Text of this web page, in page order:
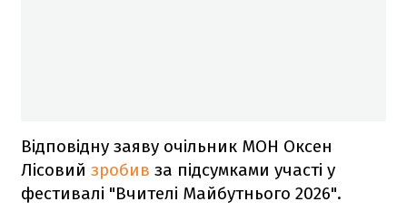
Відповідну заяву очільник МОН Оксен
Лісовий зробив за підсумками участі у
фестивалі "Вчителі Майбутнього 2026".